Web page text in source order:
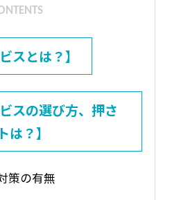
スとは？】
スの選び方、押さ
は？】
策の有無